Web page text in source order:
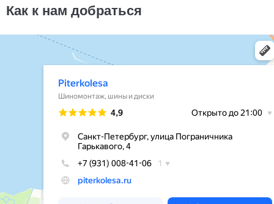
Как к нам добраться